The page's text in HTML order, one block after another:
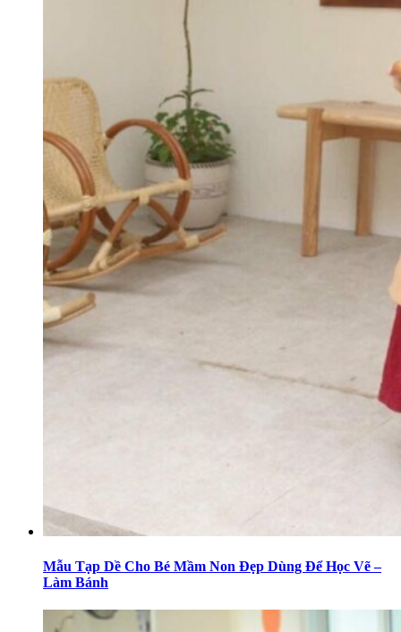
Mẫu Tạp Dề Cho Bé Mầm Non Đẹp Dùng Để Học Vẽ –
Làm Bánh